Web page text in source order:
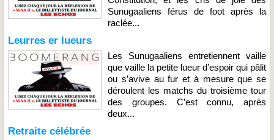
Sunugaaliens férus de foot après la
raclée...
Leurres er lueurs
Les Sunugaaliens entretiennent vaille
que vaille la petite lueur d’espoir qui pâlit
ou s’avive au fur et à mesure que se
déroulent les matchs du troisième tour
des groupes. C’est connu, après
deux...
Retraite célébrée